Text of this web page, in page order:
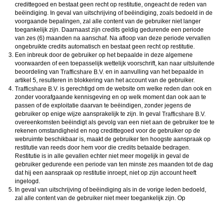
credittegoed en bestaat geen recht op restitutie, ongeacht de reden van
beëindiging. In geval van uitschrijving of beëindiging, zoals bedoeld in de
voorgaande bepalingen, zal alle content van de gebruiker niet langer
toegankelijk zijn. Daarnaast zijn credits geldig gedurende een periode
van zes (6) maanden na aanschaf. Na afloop van deze periode vervallen
ongebruikte credits automatisch en bestaat geen recht op restitutie.
Een inbreuk door de gebruiker op het bepaalde in deze algemene
voorwaarden of een toepasselijk wettelijk voorschrift, kan naar uitsluitende
beoordeling van
en in aanvulling van het bepaalde in
artikel 5, resulteren in blokkering van het account van de gebruiker.
is gerechtigd om de website om welke reden dan ook en
zonder voorafgaande kennisgeving en op welk moment dan ook aan te
passen of de exploitatie daarvan te beëindigen, zonder jegens de
gebruiker op enige wijze aansprakelijk te zijn. In geval
overeenkomsten beëindigt als gevolg van een niet aan de gebruiker toe te
rekenen omstandigheid en nog credittegoed voor de gebruiker op de
webruimte beschikbaar is, maakt de gebruiker ten hoogste aanspraak op
restitutie van reeds door hem voor die credits betaalde bedragen.
Restitutie is in alle gevallen echter niet meer mogelijk in geval de
gebruiker gedurende een periode van ten minste zes maanden tot de dag
dat hij een aanspraak op restitutie inroept, niet op zijn account heeft
ingelogd.
In geval van uitschrijving of beëindiging als in de vorige leden bedoeld,
zal alle content van de gebruiker niet meer toegankelijk zijn. Op